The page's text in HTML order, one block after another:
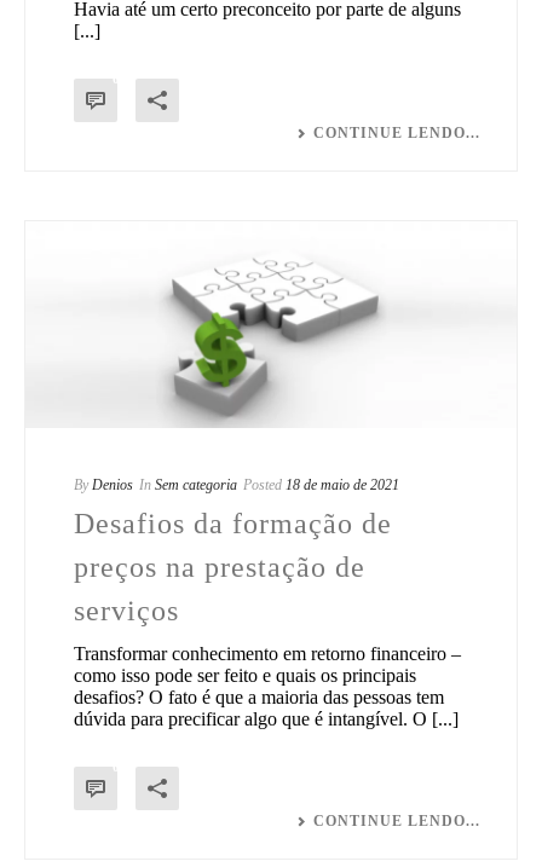
Havia até um certo preconceito por parte de alguns
[...]
0
CONTINUE LENDO...
By Denios In Sem categoria Posted 18 de maio de 2021
Desafios da formação de
preços na prestação de
serviços
Transformar conhecimento em retorno financeiro –
como isso pode ser feito e quais os principais
desafios? O fato é que a maioria das pessoas tem
dúvida para precificar algo que é intangível. O [...]
0
CONTINUE LENDO...